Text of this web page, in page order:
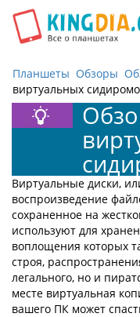
Планшеты Обзоры
виртуальных
Виртуальные диски,
воспроизведение
сохраненное на
используют для
воплощения которых
строя,
легального, но и
месте виртуальная
вашего ПК может